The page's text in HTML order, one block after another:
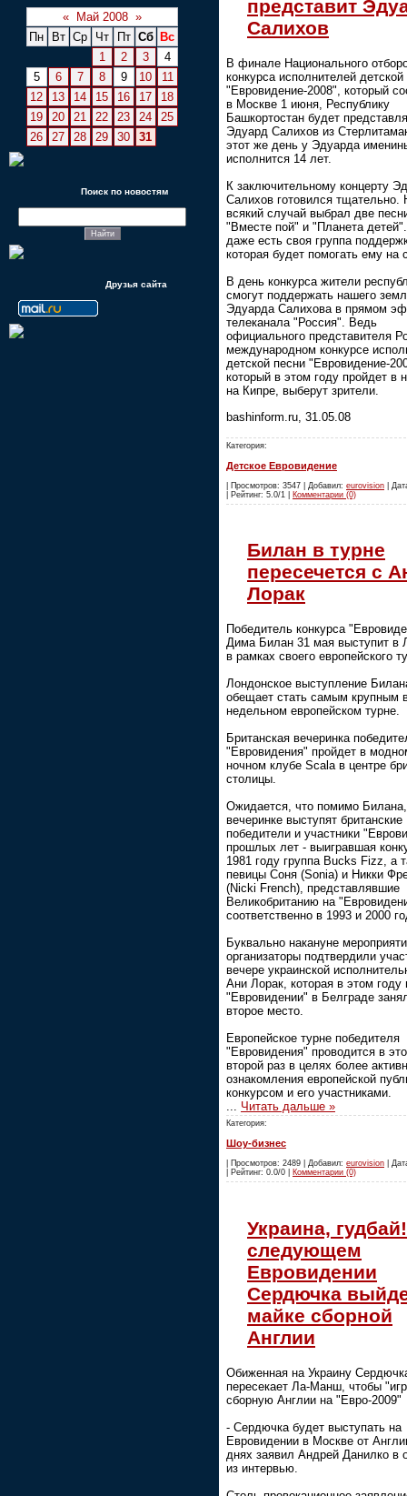
« Май 2008 »
Пн
Вт Ср Чт Пт Сб
Вс
1
2 3
4
5
6 7 8 9 10
11
12
13 14 15 16 17
18
19
20 21 22 23 24
25
26
27 28 29 30 31
Поиск по новостям
Друзья сайта
представит
Салихов
В финале Национального
конкурса исполнителей детской
"Евровидение-2008", который
в Москве 1 июня, Республику
Башкортостан будет
Эдуард Салихов из
этот же день у Эдуарда
исполнится 14 лет.
К заключительному концерту
Салихов готовился тщательно.
всякий случай выбрал две
"Вместе пой" и "Планета
даже есть своя группа
которая будет помогать ему на
В день конкурса жители
смогут поддержать нашего
Эдуарда Салихова в прямом
телеканала "Россия". Ведь
официального представителя
международном конкурсе
детской песни "Евровидение-
который в этом году пройдет в
на Кипре, выберут зрители.
bashinform.ru, 31.05.08
Категория:
Детское Евровидение
| Просмотров: 3547 | Добавил: eurovision |
| Рейтинг: 5.0/1 | Комментарии (0)
Билан в турне
пересечется с
Лорак
Победитель конкурса
Дима Билан 31 мая выступит в
в рамках своего европейского
Лондонское выступление
обещает стать самым крупным
недельном европейском турне.
Британская вечеринка
"Евровидения" пройдет в
ночном клубе Scala в центре
столицы.
Ожидается, что помимо
вечеринке выступят британские
победители и участники
прошлых лет - выигравшая
1981 году группа Bucks Fizz, а
певицы Соня (Sonia) и Никки
(Nicki French), представлявшие
Великобританию на
соответственно в 1993 и 2000
Буквально накануне
организаторы подтвердили
вечере украинской
Ани Лорак, которая в этом году
"Евровидении" в Белграде
второе место.
Европейское турне победителя
"Евровидения" проводится в
второй раз в целях более
ознакомления европейской
конкурсом и его участниками.
... Читать дальше »
Категория:
Шоу-бизнес
| Просмотров: 2489 | Добавил: eurovision |
| Рейтинг: 0.0/0 | Комментарии (0)
Украина,
следующем
Евровидении
Сердючка
майке сборной
Англии
Обиженная на Украину
пересекает Ла-Манш, чтобы
сборную Англии на "Евро-2009"
- Сердючка будет выступать на
Евровидении в Москве от
днях заявил Андрей Данилко в
из интервью.